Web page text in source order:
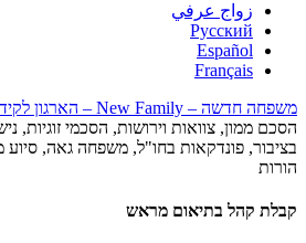
زواج عرفي
Русский
Español
Français
משפחה חדשה – New Family – הארגון לקידום זכויות המשפחה
הסכם ממון, צוואות וירושות, הסכמי זוגיות,
בציבור, פונדקאות בחו"ל, משפחה גאה, סיוע
הורות
קבלת קהל בתיאום מראש